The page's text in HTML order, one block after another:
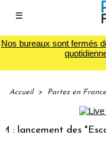
☰
Nos bureaux sont fermés
Accueil > Partez en France
des "Escales